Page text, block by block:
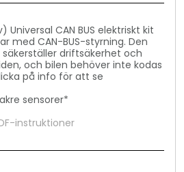
Universal CAN BUS elektriskt kit
med CAN-BUS-styrning. Den
driftsäkerhet och
och bilen behöver inte kodas
på info för att se
sensorer*
instruktioner